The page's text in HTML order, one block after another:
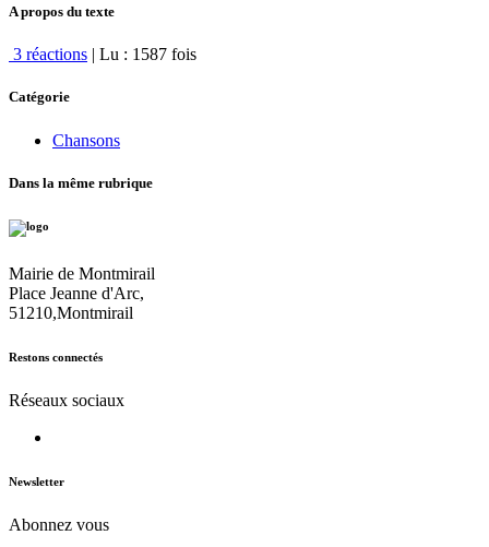
A propos du texte
3 réactions | Lu : 1587 fois
Catégorie
Chansons
Dans la même rubrique
Mairie de Montmirail
Place Jeanne d'Arc,
51210,Montmirail
Restons connectés
Réseaux sociaux
Newsletter
Abonnez vous